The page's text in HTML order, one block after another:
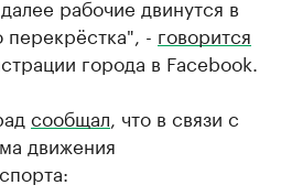
рабочие двинутся в
- говорится
города в Facebook.
сообщал , что в связи с
движения